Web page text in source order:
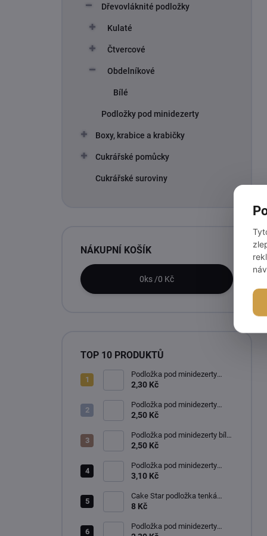
Dřevovláknité podložky
Kulaté
Čtvercové
Obdelníkové
Bílé
Podložky pod minidezerty
Boxy, krabice a krabičky
Cukrářské pomůcky
Cukrářské suroviny
NÁKUPNÍ KOŠÍK
0ks /0 Kč
TOP 10 PRODUKTŮ
Podložka pod minidezerty
zlato-černá kruh 8 cm
2,30 Kč
Podložka pod minidezerty
zlato-černá kruh 10 cm
2,50 Kč
Podložka pod minidezerty bílo-
černá kruh 10 cm
2,50 Kč
Podložka pod minidezerty
zlato-stříbrná kruh 12 cm
3,10 Kč
Cake Star podložka tenká
zlatá 22 cm
8 Kč
Podložka pod minidezerty